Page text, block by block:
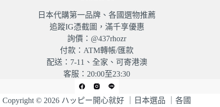
日本代購第一品牌、各國選物推薦
追蹤IG憑截圖，滿千享優惠
詢價：@437rhozr
付款：ATM轉帳/匯款
配送：7-11、全家、可寄港澳
客服：20:00至23:30
Copyright © 2026 ハッピー開心就好 ｜日本選品 ｜各國